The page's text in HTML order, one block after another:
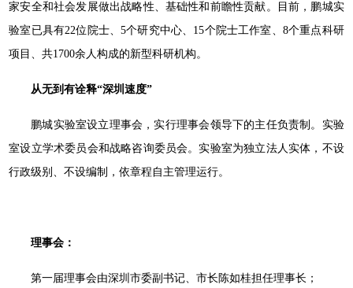
家安全和社会发展做出战略性、基础性和前瞻性贡献。目前，鹏城实
验室已具有22位院士、5个研究中心、15个院士工作室、8个重点科研
项目、共1700余人构成的新型科研机构。
从无到有诠释“深圳速度”
鹏城实验室设立理事会，实行理事会领导下的主任负责制。实验
室设立学术委员会和战略咨询委员会。实验室为独立法人实体，不设
行政级别、不设编制，依章程自主管理运行。
理事会：
第一届理事会由深圳市委副书记、市长陈如桂担任理事长；